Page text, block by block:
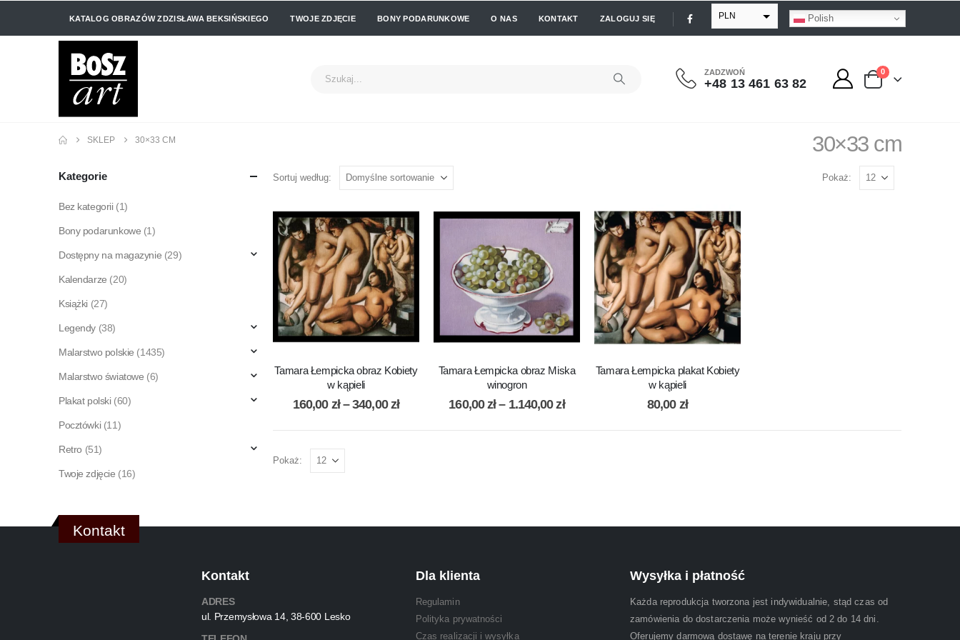
KATALOG OBRAZÓW ZDZISŁAWA BEKSIŃSKIEGO TWOJE ZDJĘCIE BONY PODARUNKOWE O NAS KONTAKT ZALOGUJ SIĘ PLN
GBP
Polish
ZADZWOŃ
+48 13 461 63 82
0
30×33 cm
SKLEP 30×33 CM
Sortuj według: Pokaż:
Tamara Łempicka obraz Kobiety
w kąpieli
160,00 zł – 340,00zł
Tamara Łempicka obraz Miska
winogron
160,00zł – 1.140,00zł
Tamara Łempicka plakat Kobiety
w kąpieli
80,00 zł
Pokaż:
Kategorie
Bez kategorii (1)
Bony podarunkowe (1)
Dostępny na magazynie (29)
Kalendarze (20)
Książki (27)
Legendy (38)
Malarstwo polskie (1435)
Malarstwo światowe (6)
Plakat polski (60)
Pocztówki (11)
Retro (51)
Twoje zdjęcie (16)
Kontakt
Kontakt
ADRES
ul. Przemysłowa 14, 38-600 Lesko
Dla klienta
Regulamin
Polityka prywatności
Czas realizacji i wysyłka
Wysyłka i płatność
Każda reprodukcja tworzona jest indywidualnie, stąd czas od
zamówienia do dostarczenia może wynieść od 2 do 14 dni.
Oferujemy darmową dostawę na terenie kraju przy